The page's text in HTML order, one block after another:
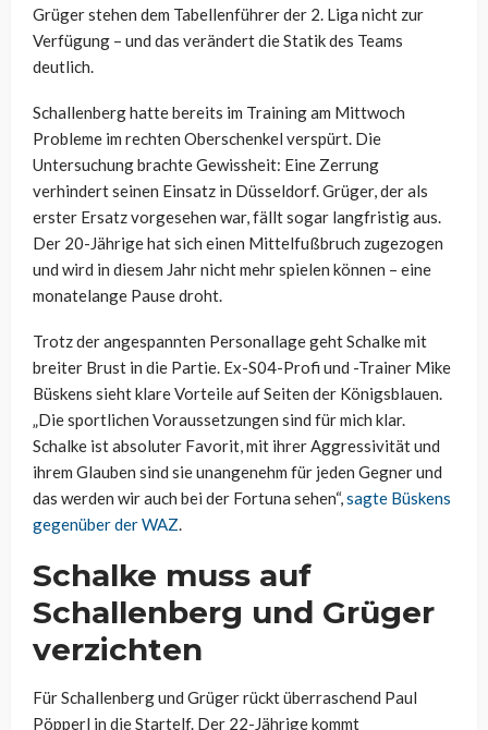
Grüger stehen dem Tabellenführer der 2. Liga nicht zur
Verfügung – und das verändert die Statik des Teams
deutlich.
Schallenberg hatte bereits im Training am Mittwoch
Probleme im rechten Oberschenkel verspürt. Die
Untersuchung brachte Gewissheit: Eine Zerrung
verhindert seinen Einsatz in Düsseldorf. Grüger, der als
erster Ersatz vorgesehen war, fällt sogar langfristig aus.
Der 20-Jährige hat sich einen Mittelfußbruch zugezogen
und wird in diesem Jahr nicht mehr spielen können – eine
monatelange Pause droht.
Trotz der angespannten Personallage geht Schalke mit
breiter Brust in die Partie. Ex-S04-Profi und -Trainer Mike
Büskens sieht klare Vorteile auf Seiten der Königsblauen.
„Die sportlichen Voraussetzungen sind für mich klar.
Schalke ist absoluter Favorit, mit ihrer Aggressivität und
ihrem Glauben sind sie unangenehm für jeden Gegner und
das werden wir auch bei der Fortuna sehen“,sagte Büskens
gegenüber der WAZ.
Schalke muss auf
Schallenberg und Grüger
verzichten
Für Schallenberg und Grüger rückt überraschend Paul
Pöpperl in die Startelf. Der 22-Jährige kommt